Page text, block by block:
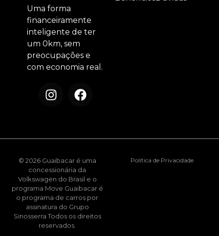
Uma forma
financeiramente
inteligente de ter
um 0km, sem
preocupações e
com economia real.
© 2026 Guaibacar é uma
concessionária da
Volkswagen do Brasil e o
programa Move Guaibacar é
o programa de carros por
assinatura do Grupo
Sinosserra Todos os direitos
reservados.
Política de Privacidade